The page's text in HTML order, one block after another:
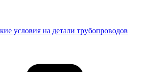
условия на детали трубопроводов